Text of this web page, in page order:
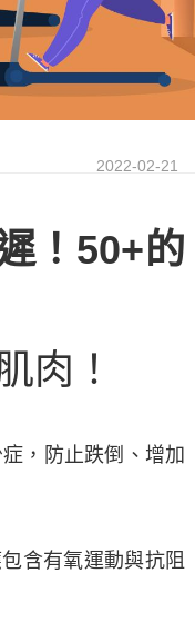
2022-02-21
！50+的
肉！
，防止跌倒、增加
含有氧運動與抗阻